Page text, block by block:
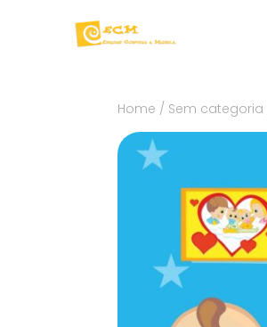
Home / Sem categoria